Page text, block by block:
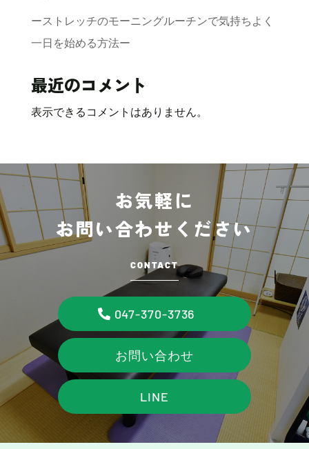
ーストレッチのモーニングルーチンで気持ちよく
一日を始める方法ー
最近のコメント
表示できるコメントはありません。
お気軽に
お問い合わせください
CONTACT
047-370-3736
お問い合わせ
LINE